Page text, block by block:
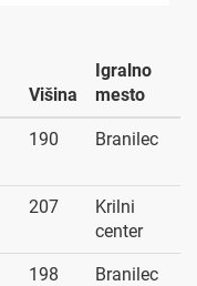
Višina
Igralno
mesto
190 Branilec
207
Krilni
center
198 Branilec